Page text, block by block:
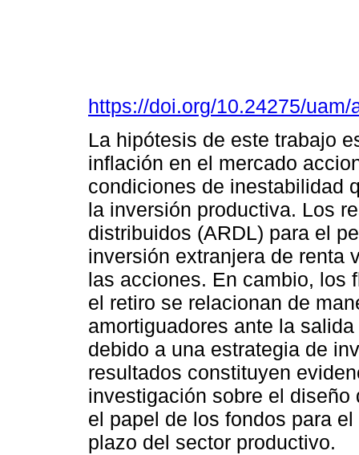
https://doi.org/10.24275/
La hipótesis de este trabajo
inflación en el mercado
condiciones de inestabilidad
la inversión productiva. Los
distribuidos (ARDL) para el
inversión extranjera de renta
las acciones. En cambio, los
el retiro se relacionan de
amortiguadores ante la
debido a una estrategia de
resultados constituyen
investigación sobre el
el papel de los fondos para
plazo del sector productivo.